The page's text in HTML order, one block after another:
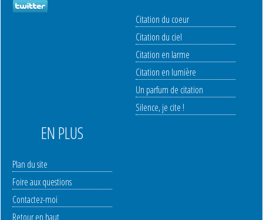
Citation du coeur
Citation du ciel
Citation en larme
Citation en lumière
Un parfum de citation
Silence, je cite !
EN PLUS
Plan du site
Foire aux questions
Contactez-moi
Retour en haut